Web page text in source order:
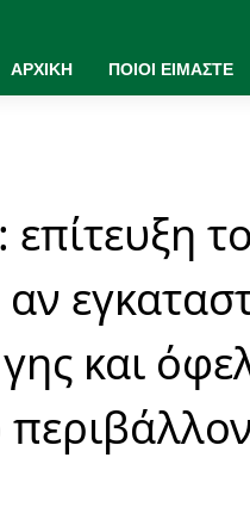
ΑΡΧΙΚΗ ΠΟΙΟΙ ΕΙΜΑΣΤΕ
αν
και